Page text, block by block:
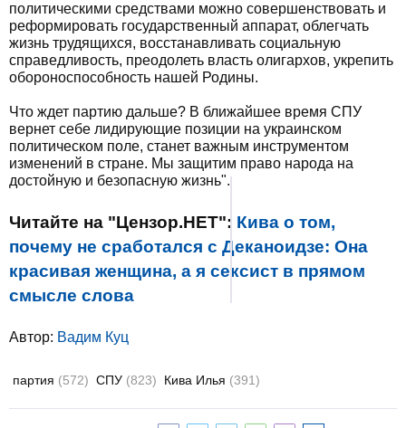
политическими средствами можно совершенствовать и
реформировать государственный аппарат, облегчать
жизнь трудящихся, восстанавливать социальную
справедливость, преодолеть власть олигархов, укрепить
обороноспособность нашей Родины.
Что ждет партию дальше? В ближайшее время СПУ
вернет себе лидирующие позиции на украинском
политическом поле, станет важным инструментом
изменений в стране. Мы защитим право народа на
достойную и безопасную жизнь".
Читайте на "Цензор.НЕТ": Кива о том,
почему не сработался с Деканоидзе: Она
красивая женщина, а я сексист в прямом
смысле слова
Автор: Вадим Куц
партия (572) СПУ (823) Кива Илья (391)